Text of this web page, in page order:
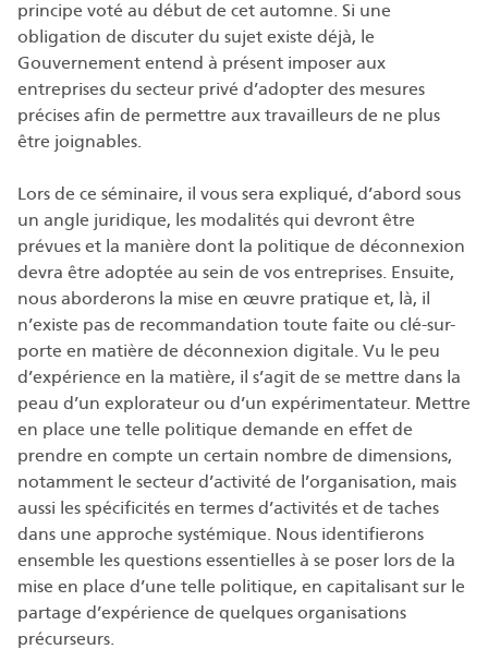
principe voté au début de cet automne. Si une
obligation de discuter du sujet existe déjà, le
Gouvernement entend à présent imposer aux
entreprises du secteur privé d’adopter des mesures
précises afin de permettre aux travailleurs de ne plus
être joignables.
Lors de ce séminaire, il vous sera expliqué, d’abord sous
un angle juridique, les modalités qui devront être
prévues et la manière dont la politique de déconnexion
devra être adoptée au sein de vos entreprises. Ensuite,
nous aborderons la mise en œuvre pratique et, là, il
n’existe pas de recommandation toute faite ou clé-sur-
porte en matière de déconnexion digitale. Vu le peu
d’expérience en la matière, il s’agit de se mettre dans la
peau d’un explorateur ou d’un expérimentateur. Mettre
en place une telle politique demande en effet de
prendre en compte un certain nombre de dimensions,
notamment le secteur d’activité de l’organisation, mais
aussi les spécificités en termes d’activités et de taches
dans une approche systémique. Nous identifierons
ensemble les questions essentielles à se poser lors de la
mise en place d’une telle politique, en capitalisant sur le
partage d’expérience de quelques organisations
précurseurs.